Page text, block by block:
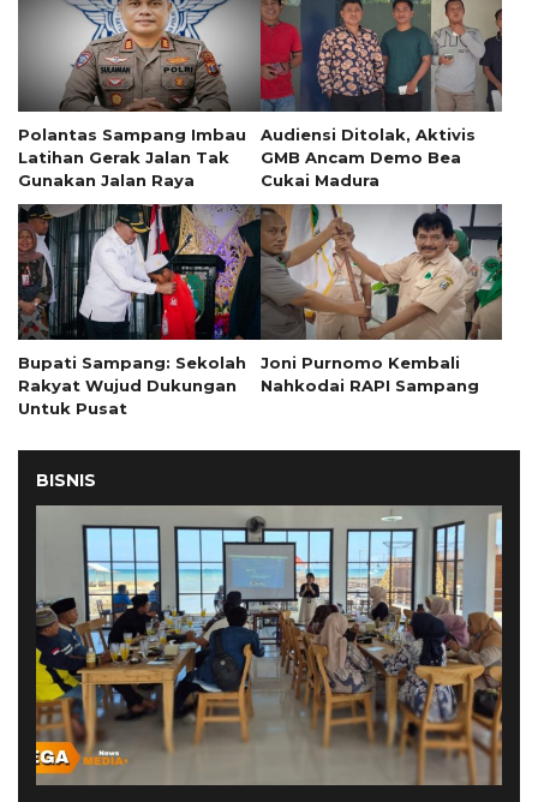
Polantas Sampang Imbau
Latihan Gerak Jalan Tak
Gunakan Jalan Raya
Audiensi Ditolak, Aktivis
GMB Ancam Demo Bea
Cukai Madura
Bupati Sampang: Sekolah
Rakyat Wujud Dukungan
Untuk Pusat
Joni Purnomo Kembali
Nahkodai RAPI Sampang
BISNIS